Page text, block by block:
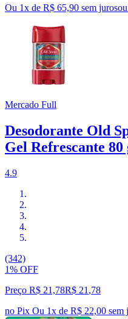
Ou 1x de R$ 65,90 sem jurosou
Mercado Full
Desodorante Old
Gel Refrescante 80
4.9
(342)
1% OFF
Preço R$ 21,78R$ 21 ,78
no Pix Ou 1x de R$ 22,00 sem